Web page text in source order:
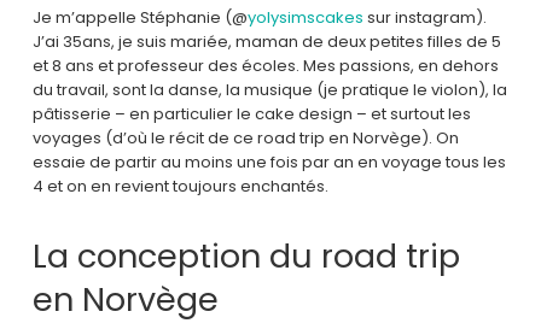
Je m’appelle Stéphanie (@yolysimscakessur instagram).
J’ai 35ans, je suis mariée, maman de deux petites filles de 5
et 8 ans et professeur des écoles. Mes passions, en dehors
du travail, sont la danse, la musique (je pratique le violon), la
pâtisserie – en particulier le cake design – et surtout les
voyages (d’où le récit de ce road trip en Norvège). On
essaie de partir au moins une fois par an en voyage tous les
4 et on en revient toujours enchantés.
La conception du road trip
en Norvège